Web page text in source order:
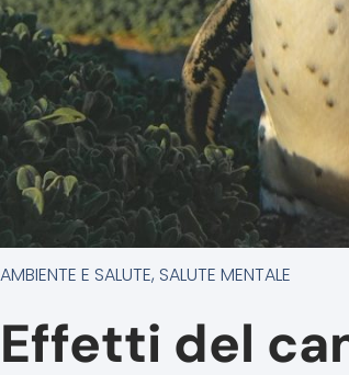
AMBIENTE E SALUTE, SALUTE MENTALE
Effetti del